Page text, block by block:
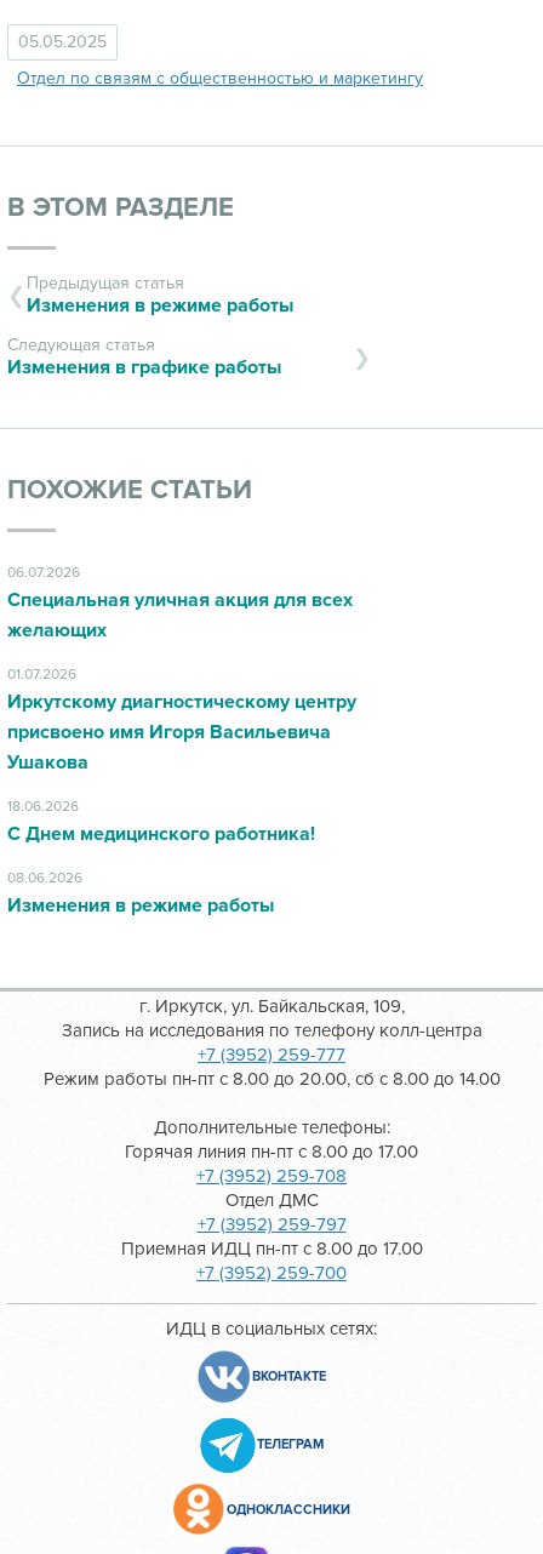
05.05.2025
Отдел по связям с общественностью и маркетингу
В ЭТОМ РАЗДЕЛЕ
Предыдущая статья
Изменения в режиме работы
Следующая статья
Изменения в графике работы
ПОХОЖИЕ СТАТЬИ
06.07.2026
Специальная уличная акция для всех
желающих
01.07.2026
Иркутскому диагностическому центру
присвоено имя Игоря Васильевича
Ушакова
18.06.2026
С Днем медицинского работника!
08.06.2026
Изменения в режиме работы
г. Иркутск, ул. Байкальская, 109,
Запись на исследования по телефону колл-центра
+7 (3952) 259-777
Режим работы пн-пт с 8.00 до 20.00, сб с 8.00 до 14.00
Дополнительные телефоны:
Горячая линия пн-пт с 8.00 до 17.00
+7 (3952) 259-708
Отдел ДМС
+7 (3952) 259-797
Приемная ИДЦ пн-пт с 8.00 до 17.00
+7 (3952) 259-700
ИДЦ в социальных сетях:
ВКОНТАКТЕ
ТЕЛЕГРАМ
ОДНОКЛАССНИКИ